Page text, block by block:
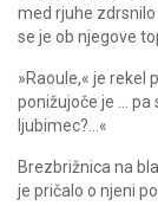
med rjuhe
se je ob njegove
»Raoule,« je rekel
ponižujoče je … pa
ljubimec?…«
Brezbrižnica na
je pričalo o njeni